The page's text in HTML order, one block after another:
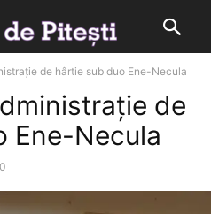
de hârtie sub duo Ene-Necula
de
Ene-Necula